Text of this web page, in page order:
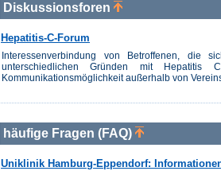
Diskussionsforen
Hepatitis-C-Forum
Interessenverbindung von Betroffenen, die
unterschiedlichen Gründen mit
Kommunikationsmöglichkeit außerhalb von
häufige Fragen (FAQ)
Uniklinik Hamburg-Eppendorf: